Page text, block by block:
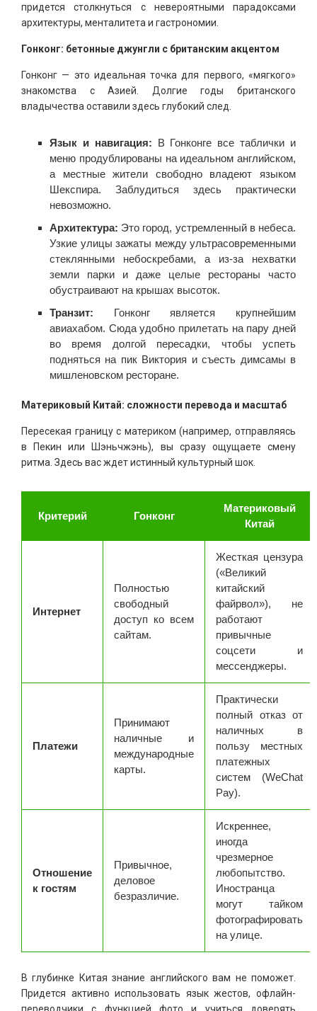
придется столкнуться с невероятными парадоксами
архитектуры, менталитета и гастрономии.
Гонконг: бетонные джунгли с британским акцентом
Гонконг — это идеальная точка для первого, «мягкого»
знакомства с Азией. Долгие годы британского
владычества оставили здесь глубокий след.
Язык и навигация: В Гонконге все таблички и
меню продублированы на идеальном английском,
а местные жители свободно владеют языком
Шекспира. Заблудиться здесь практически
невозможно.
Архитектура: Это город, устремленный в небеса.
Узкие улицы зажаты между ультрасовременными
стеклянными небоскребами, а из-за нехватки
земли парки и даже целые рестораны часто
обустраивают на крышах высоток.
Транзит: Гонконг является крупнейшим
авиахабом. Сюда удобно прилетать на пару дней
во время долгой пересадки, чтобы успеть
подняться на пик Виктория и съесть димсамы в
мишленовском ресторане.
Материковый Китай: сложности перевода и масштаб
Пересекая границу с материком (например, отправляясь
в Пекин или Шэньчжэнь), вы сразу ощущаете смену
ритма. Здесь вас ждет истинный культурный шок.
Критерий Гонконг
Материковый
Китай
Интернет
Полностью
свободный
доступ ко всем
сайтам.
Жесткая цензура
(«Великий
китайский
файрвол»), не
работают
привычные
соцсети и
мессенджеры.
Платежи
Принимают
наличные и
международные
карты.
Практически
полный отказ от
наличных в
пользу местных
платежных
систем (WeChat
Pay).
Отношение
к гостям
Привычное,
деловое
безразличие.
Искреннее,
иногда
чрезмерное
любопытство.
Иностранца
могут тайком
фотографировать
на улице.
В глубинке Китая знание английского вам не поможет.
Придется активно использовать язык жестов, офлайн-